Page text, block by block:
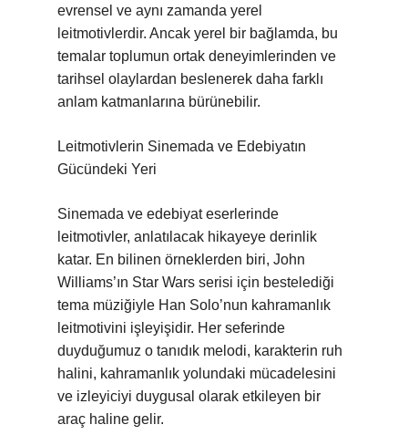
evrensel ve aynı zamanda yerel
leitmotivlerdir. Ancak yerel bir bağlamda, bu
temalar toplumun ortak deneyimlerinden ve
tarihsel olaylardan beslenerek daha farklı
anlam katmanlarına bürünebilir.
Leitmotivlerin Sinemada ve Edebiyatın
Gücündeki Yeri
Sinemada ve edebiyat eserlerinde
leitmotivler, anlatılacak hikayeye derinlik
katar. En bilinen örneklerden biri, John
Williams’ın Star Wars serisi için bestelediği
tema müziğiyle Han Solo’nun kahramanlık
leitmotivini işleyişidir. Her seferinde
duyduğumuz o tanıdık melodi, karakterin ruh
halini, kahramanlık yolundaki mücadelesini
ve izleyiciyi duygusal olarak etkileyen bir
araç haline gelir.